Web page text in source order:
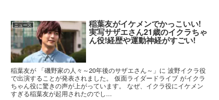
ニュース 稲葉友がイケメンでかっこいい!
実写サザエさん21歳のイクラちゃ
ん役!経歴や運動神経がすごい!
稲葉友が 「磯野家の人々～20年後のサザエさん～」に 波野イクラ役
で出演することが発表されました。 仮面ライダードライブ がイクラ
ちゃん役に驚きの声が上がっています。 なぜ、イクラ役にイケメン
すぎる稲葉友が起用されたのでし...